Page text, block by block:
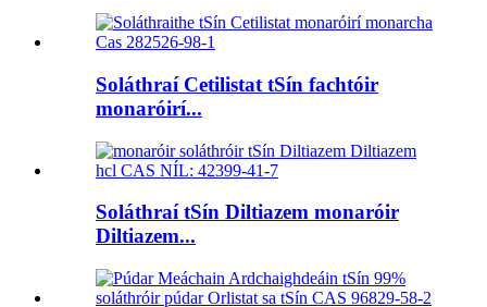
Soláthraí Cetilistat tSín fachtóir
monaróirí...
Soláthraí tSín Diltiazem monaróir
Diltiazem...